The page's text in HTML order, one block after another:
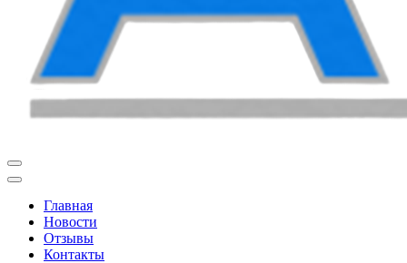
Главная
Новости
Отзывы
Контакты